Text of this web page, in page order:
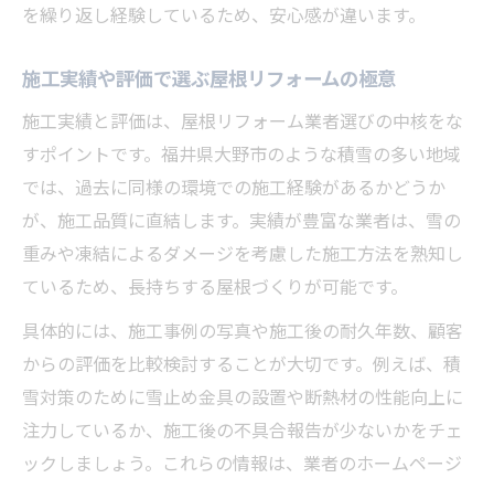
を繰り返し経験しているため、安心感が違います。
施工実績や評価で選ぶ屋根リフォームの極意
施工実績と評価は、屋根リフォーム業者選びの中核をな
すポイントです。福井県大野市のような積雪の多い地域
では、過去に同様の環境での施工経験があるかどうか
が、施工品質に直結します。実績が豊富な業者は、雪の
重みや凍結によるダメージを考慮した施工方法を熟知し
ているため、長持ちする屋根づくりが可能です。
具体的には、施工事例の写真や施工後の耐久年数、顧客
からの評価を比較検討することが大切です。例えば、積
雪対策のために雪止め金具の設置や断熱材の性能向上に
注力しているか、施工後の不具合報告が少ないかをチェ
ックしましょう。これらの情報は、業者のホームページ